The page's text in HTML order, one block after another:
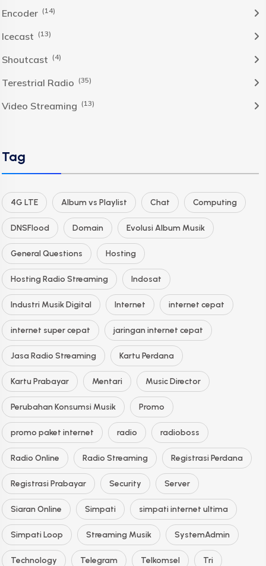
Encoder (14)
Icecast (13)
Shoutcast (4)
Terestrial Radio (35)
Video Streaming (13)
Tag
4G LTE Album vs Playlist Chat Computing
DNSFlood Domain Evolusi Album Musik
General Questions Hosting
Hosting Radio Streaming Indosat
Industri Musik Digital Internet internet cepat
internet super cepat jaringan internet cepat
Jasa Radio Streaming Kartu Perdana
Kartu Prabayar Mentari Music Director
Perubahan Konsumsi Musik Promo
promo paket internet radio radioboss
Radio Online Radio Streaming Registrasi Perdana
Registrasi Prabayar Security Server
Siaran Online Simpati simpati internet ultima
Simpati Loop Streaming Musik SystemAdmin
Technology Telegram Telkomsel Tri